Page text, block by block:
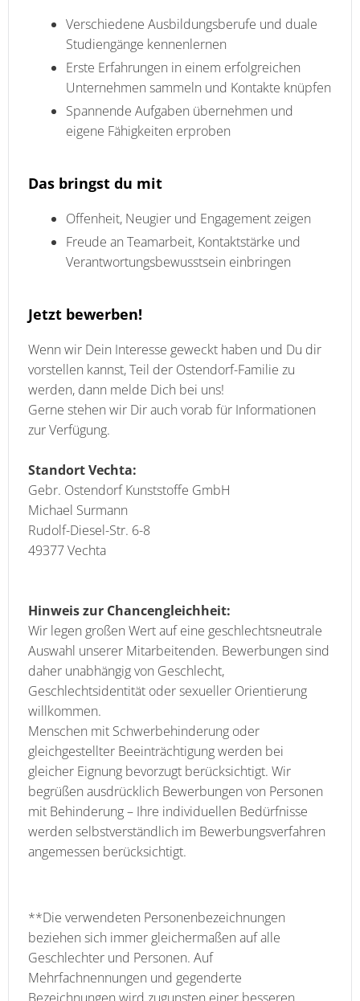
Verschiedene Ausbildungsberufe und duale
Studiengänge kennenlernen
Erste Erfahrungen in einem erfolgreichen
Unternehmen sammeln und Kontakte knüpfen
Spannende Aufgaben übernehmen und
eigene Fähigkeiten erproben
Das bringst du mit
Offenheit, Neugier und Engagement zeigen
Freude an Teamarbeit, Kontaktstärke und
Verantwortungsbewusstsein einbringen
Jetzt bewerben!
Wenn wir Dein Interesse geweckt haben und Du dir
vorstellen kannst, Teil der Ostendorf-Familie zu
werden, dann melde Dich bei uns!
Gerne stehen wir Dir auch vorab für Informationen
zur Verfügung.
Standort Vechta:
Gebr. Ostendorf Kunststoffe GmbH
Michael Surmann
Rudolf-Diesel-Str. 6-8
49377 Vechta
Hinweis zur Chancengleichheit:
Wir legen großen Wert auf eine geschlechtsneutrale
Auswahl unserer Mitarbeitenden. Bewerbungen sind
daher unabhängig von Geschlecht,
Geschlechtsidentität oder sexueller Orientierung
willkommen.
Menschen mit Schwerbehinderung oder
gleichgestellter Beeinträchtigung werden bei
gleicher Eignung bevorzugt berücksichtigt. Wir
begrüßen ausdrücklich Bewerbungen von Personen
mit Behinderung – Ihre individuellen Bedürfnisse
werden selbstverständlich im Bewerbungsverfahren
angemessen berücksichtigt.
**Die verwendeten Personenbezeichnungen
beziehen sich immer gleichermaßen auf alle
Geschlechter und Personen. Auf
Mehrfachnennungen und gegenderte